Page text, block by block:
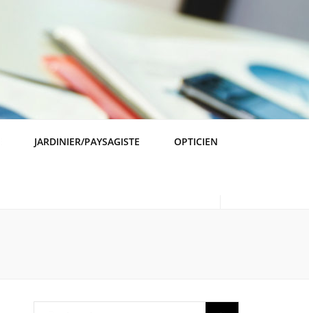
JARDINIER/PAYSAGISTE
OPTICIEN